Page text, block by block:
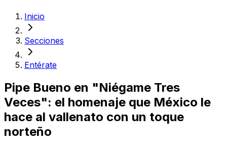
Inicio
Secciones
Entérate
Pipe Bueno en "Niégame Tres
Veces": el homenaje que México le
hace al vallenato con un toque
norteño